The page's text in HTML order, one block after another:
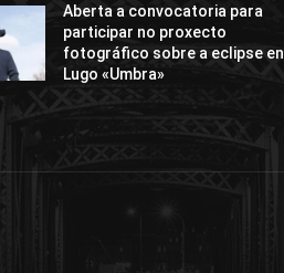
Aberta a convocatoria para
participar no proxecto
fotográfico sobre a eclipse en
Lugo «Umbra»